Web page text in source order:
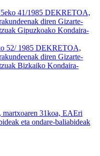
41/1985 DEKRETOA,
diren Gizarte-
Gipuzkoako Kondaira-
52/ 1985 DEKRETOA,
diren Gizarte-
Bizkaiko Kondaira-
31koa, EAEri
eta ondare-baliabideak